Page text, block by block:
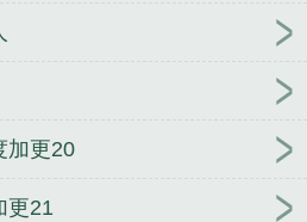
加更20
更21